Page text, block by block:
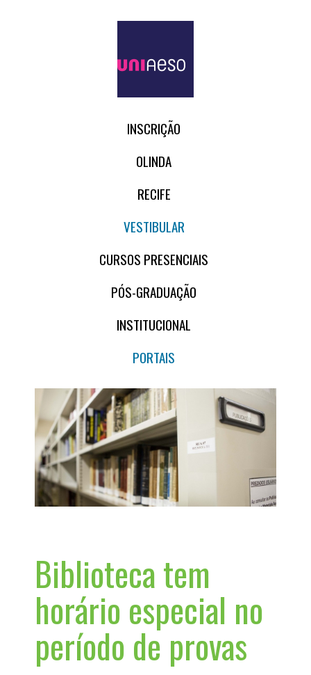
INSCRIÇÃO
OLINDA
RECIFE
VESTIBULAR
CURSOS PRESENCIAIS
PÓS-GRADUAÇÃO
INSTITUCIONAL
PORTAIS
Biblioteca tem
horário especial no
período de provas